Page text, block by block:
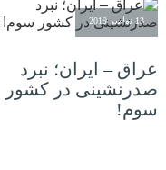
13 نوامبر 2019
عراق – ایران؛ نبرد
صدرنشینی در کشور
سوم!